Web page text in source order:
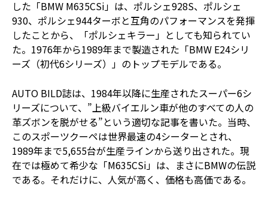
した「BMW M635CSi」は、ポルシェ928S、ポルシェ
930、ポルシェ944ターボと互角のパフォーマンスを発揮
したことから、「ポルシェキラー」としても知られてい
た。1976年から1989年まで製造された「BMW E24シリ
ーズ（初代6シリーズ）」のトップモデルである。
AUTO BILD誌は、1984年以降に生産されたスーパー6シ
リーズについて、”上級バイエルン車が他のすべての人の
革ズボンを脱がせる”という適切な記事を書いた。当時、
このスポーツクーペは世界最速の4シーターとされ、
1989年まで5,655台が生産ラインから送り出された。現
在では極めて希少な「M635CSi」は、まさにBMWの伝説
である。それだけに、人気が高く、価格も高価である。